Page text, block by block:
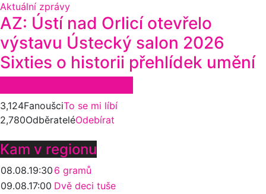
Aktuální zprávy
AZ: Ústí nad Orlicí otevřelo
výstavu Ústecký salon 2026
Sixties o historii přehlídek umění
3,124FanoušciTo se mi líbí
2,780OdběrateléOdebírat
Kam v regionu
08.08.19:30 6 gramů
09.08.17:00 Dvě deci tuše